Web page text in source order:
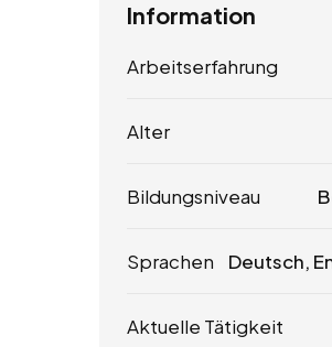
Information
Arbeitserfahrung
Alter
Bildungsniveau
Sprachen Deutsch,
Aktuelle Tätigkeit